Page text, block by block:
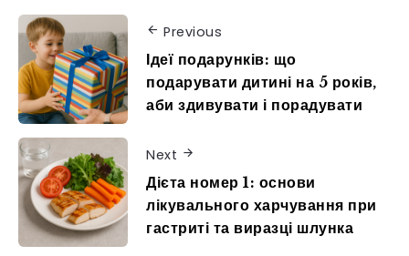
Previous
Ідеї подарунків: що
подарувати дитині на 5 років,
аби здивувати і порадувати
Next
Дієта номер 1: основи
лікувального харчування при
гастриті та виразці шлунка